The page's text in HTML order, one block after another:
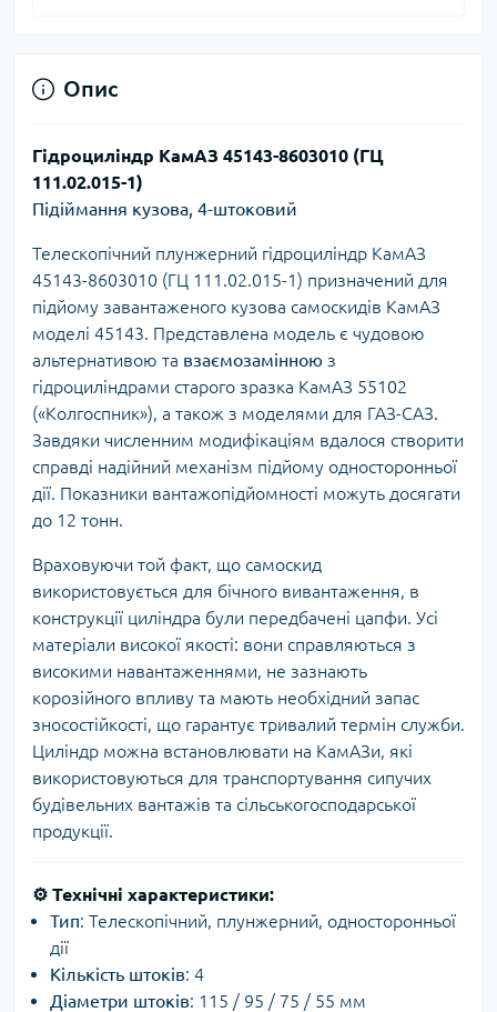
Опис
Гідроциліндр КамАЗ 45143-8603010 (ГЦ
111.02.015-1)
Підіймання кузова, 4-штоковий
Телескопічний плунжерний гідроциліндр КамАЗ
45143-8603010 (ГЦ 111.02.015-1) призначений для
підйому завантаженого кузова самоскидів КамАЗ
моделі 45143. Представлена модель є чудовою
альтернативою та взаємозамінною з
гідроциліндрами старого зразка КамАЗ 55102
(«Колгоспник»), а також з моделями для ГАЗ-САЗ.
Завдяки численним модифікаціям вдалося створити
справді надійний механізм підйому односторонньої
дії. Показники вантажопідйомності можуть досягати
до 12 тонн.
Враховуючи той факт, що самоскид
використовується для бічного вивантаження, в
конструкції циліндра були передбачені цапфи. Усі
матеріали високої якості: вони справляються з
високими навантаженнями, не зазнають
корозійного впливу та мають необхідний запас
зносостійкості, що гарантує тривалий термін служби.
Циліндр можна встановлювати на КамАЗи, які
використовуються для транспортування сипучих
будівельних вантажів та сільськогосподарської
продукції.
⚙️ Технічні характеристики:
Тип: Телескопічний, плунжерний, односторонньої
дії
Кількість штоків: 4
Діаметри штоків: 115 / 95 / 75 / 55 мм